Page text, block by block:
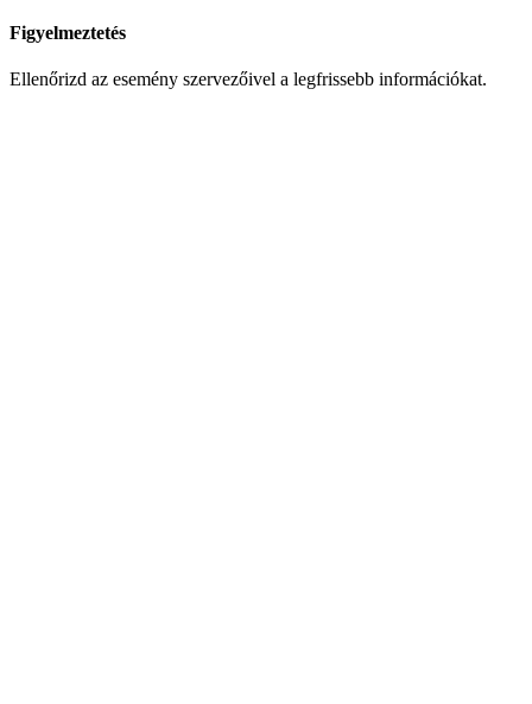
Figyelmeztetés
Ellenőrizd az esemény szervezőivel a legfrissebb információkat.